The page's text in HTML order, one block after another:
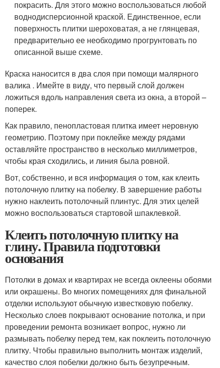
покрасить. Для этого можно воспользоваться любой
воднодисперсионной краской. Единственное, если
поверхность плитки шероховатая, а не глянцевая,
предварительно ее необходимо прогрунтовать по
описанной выше схеме.
Краска наносится в два слоя при помощи малярного
валика . Имейте в виду, что первый слой должен
ложиться вдоль направления света из окна, а второй –
поперек.
Как правило, пенопластовая плитка имеет неровную
геометрию. Поэтому при поклейке между рядами
оставляйте пространство в несколько миллиметров,
чтобы края сходились, и линия была ровной.
Вот, собственно, и вся информация о том, как клеить
потолочную плитку на побелку. В завершение работы
нужно наклеить потолочный плинтус. Для этих целей
можно воспользоваться стартовой шпаклевкой.
Клеить потолочную плитку на
глину. Правила подготовки
основания
Потолки в домах и квартирах не всегда оклеены обоями
или окрашены. Во многих помещениях для финальной
отделки используют обычную известковую побелку.
Несколько слоев покрывают основание потолка, и при
проведении ремонта возникает вопрос, нужно ли
размывать побелку перед тем, как поклеить потолочную
плитку. Чтобы правильно выполнить монтаж изделий,
качество слоя побелки должно быть безупречным.